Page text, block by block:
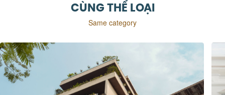
CÙNG THỂ LOẠI
Same category